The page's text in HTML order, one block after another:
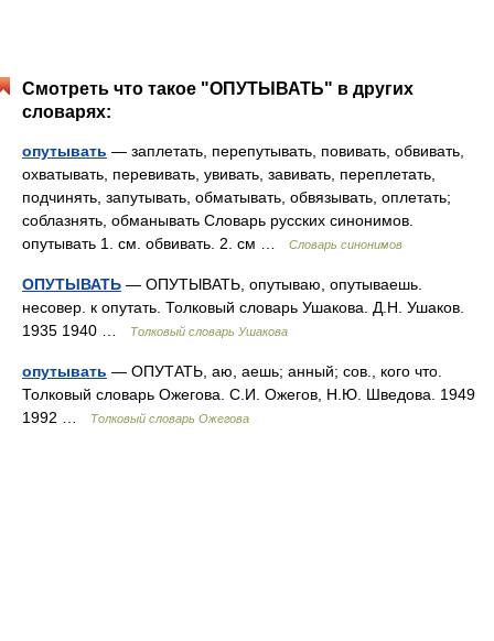
Смотреть что такое "ОПУТЫВАТЬ" в других
словарях:
опутывать — заплетать, перепутывать, повивать, обвивать,
охватывать, перевивать, увивать, завивать, переплетать,
подчинять, запутывать, обматывать, обвязывать, оплетать;
соблазнять, обманывать Словарь русских синонимов.
опутывать 1. см. обвивать. 2. см …
Словарь синонимов
ОПУТЫВАТЬ — ОПУТЫВАТЬ, опутываю, опутываешь.
несовер. к опутать. Толковый словарь Ушакова. Д.Н. Ушаков.
1935 1940 …
Толковый словарь Ушакова
опутывать — ОПУТАТЬ, аю, аешь; анный; сов., кого что.
Толковый словарь Ожегова. С.И. Ожегов, Н.Ю. Шведова. 1949
1992 …
Толковый словарь Ожегова